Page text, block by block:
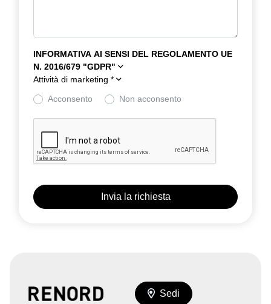
INFORMATIVA AI SENSI DEL REGOLAMENTO UE
N. 2016/679 "GDPR"
Attività di marketing *
Acconsento Non acconsento
Sedi